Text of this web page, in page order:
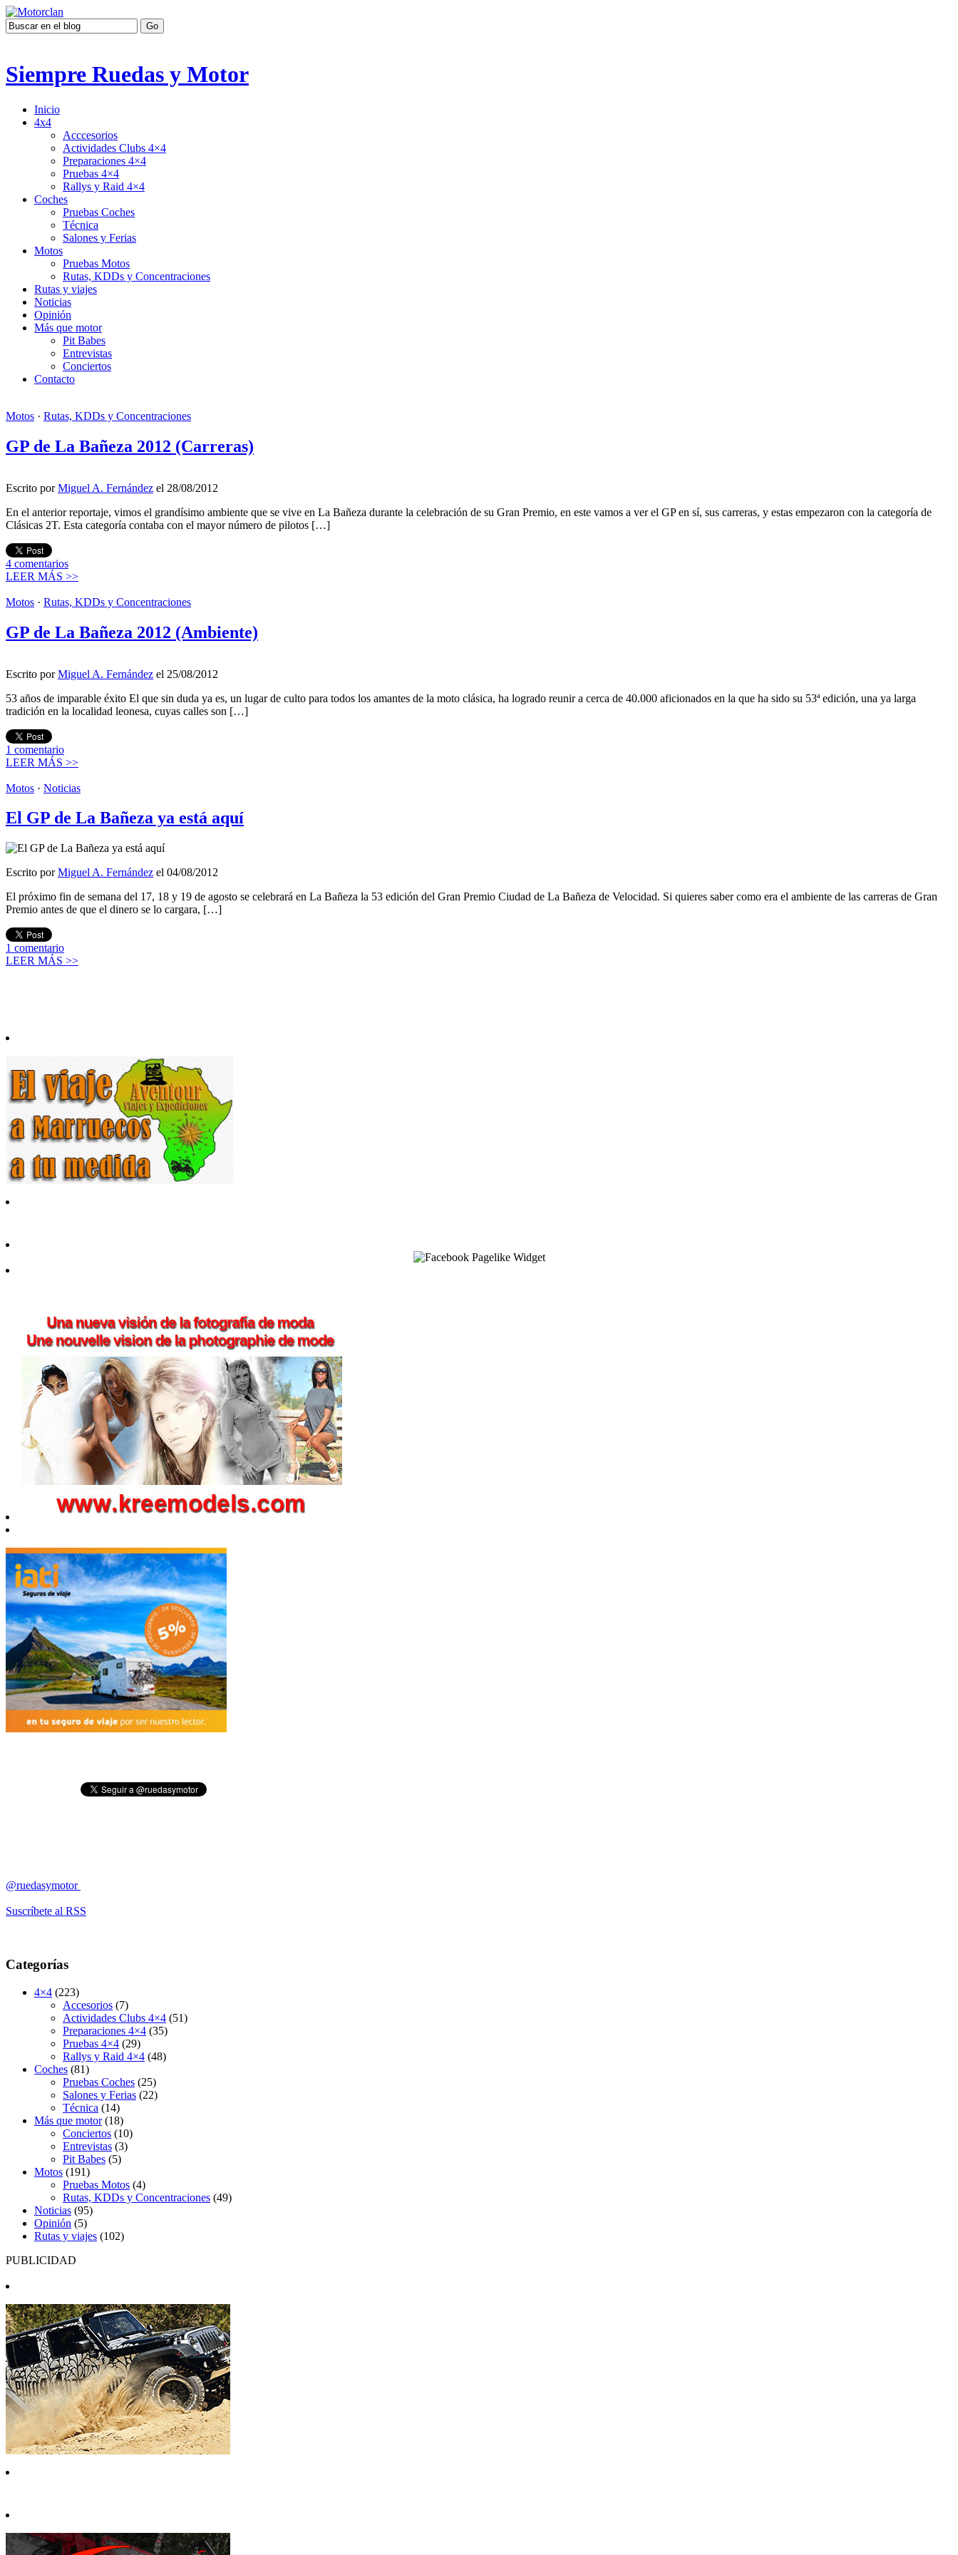
Siempre Ruedas y Motor
Inicio
4x4
Acccesorios
Actividades Clubs 4×4
Preparaciones 4×4
Pruebas 4×4
Rallys y Raid 4×4
Coches
Pruebas Coches
Técnica
Salones y Ferias
Motos
Pruebas Motos
Rutas, KDDs y Concentraciones
Rutas y viajes
Noticias
Opinión
Más que motor
Pit Babes
Entrevistas
Conciertos
Contacto
Motos · Rutas, KDDs y Concentraciones
GP de La Bañeza 2012 (Carreras)
Escrito porMiguel A. Fernández el 28/08/2012
En el anterior reportaje, vimos el grandísimo ambiente que se vive en La Bañeza durante la celebración de su Gran Premio, en este vamos a ver el GP en sí, sus carreras, y estas empezaron con la categoría de
Clásicas 2T. Esta categoría contaba con el mayor número de pilotos […]
4 comentarios
LEER MÁS >>
Motos · Rutas, KDDs y Concentraciones
GP de La Bañeza 2012 (Ambiente)
Escrito porMiguel A. Fernández el 25/08/2012
53 años de imparable éxito El que sin duda ya es, un lugar de culto para todos los amantes de la moto clásica, ha logrado reunir a cerca de 40.000 aficionados en la que ha sido su 53ª edición, una ya larga
tradición en la localidad leonesa, cuyas calles son […]
1 comentario
LEER MÁS >>
Motos · Noticias
El GP de La Bañeza ya está aquí
Escrito porMiguel A. Fernández el 04/08/2012
El próximo fin de semana del 17, 18 y 19 de agosto se celebrará en La Bañeza la 53 edición del Gran Premio Ciudad de La Bañeza de Velocidad. Si quieres saber como era el ambiente de las carreras de Gran
Premio antes de que el dinero se lo cargara, […]
1 comentario
LEER MÁS >>
@ruedasymotor
Suscríbete al RSS
Categorías
4×4 (223)
Accesorios (7)
Actividades Clubs 4×4 (51)
Preparaciones 4×4 (35)
Pruebas 4×4 (29)
Rallys y Raid 4×4 (48)
Coches (81)
Pruebas Coches (25)
Salones y Ferias (22)
Técnica (14)
Más que motor(18)
Conciertos (10)
Entrevistas (3)
Pit Babes (5)
Motos (191)
Pruebas Motos (4)
Rutas, KDDs y Concentraciones (49)
Noticias (95)
Opinión (5)
Rutas y viajes (102)
PUBLICIDAD